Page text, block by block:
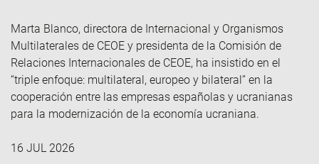
Marta Blanco, directora de Internacional y Organismos
Multilaterales de CEOE y presidenta de la Comisión de
Relaciones Internacionales de CEOE, ha insistido en el
“triple enfoque: multilateral, europeo y bilateral” en la
cooperación entre las empresas españolas y ucranianas
para la modernización de la economía ucraniana.
16 JUL 2026